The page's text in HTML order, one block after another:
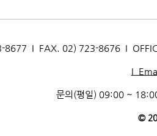
8677 I FAX. 02) 723-8676 I
I
문의(평일) 09:00 ~
©